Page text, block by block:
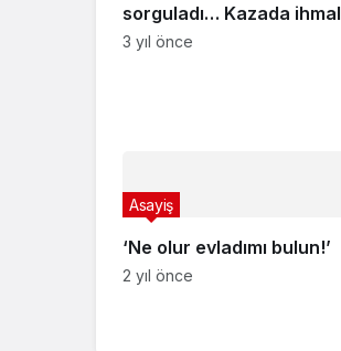
sorguladı… Kazada
mı?
3 yıl önce
‘Ne olur evladımı bulun!’
Asayiş
2 yıl önce